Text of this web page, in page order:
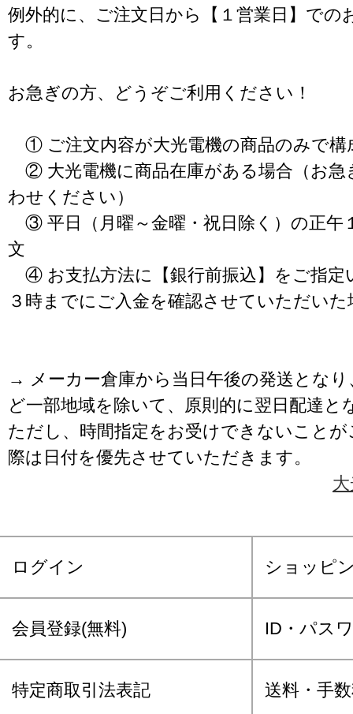
例外的に、ご注文日から【１営業日】での
す。
お急ぎの方、どうぞご利用ください！
① ご注文内容が大光電機の商品のみで構
② 大光電機に商品在庫がある場合（お急
わせください）
③ 平日（月曜～金曜・祝日除く）の正午
文
④ お支払方法に【銀行前振込】をご指定
３時までにご入金を確認させていただいた
→ メーカー倉庫から当日午後の発送となり
ど一部地域を除いて、原則的に翌日配達と
ただし、時間指定をお受けできないこと
際は日付を優先させていただきます。
ログイン ショッピ
会員登録(無料) ID・パス
特定商取引法表記 送料・手